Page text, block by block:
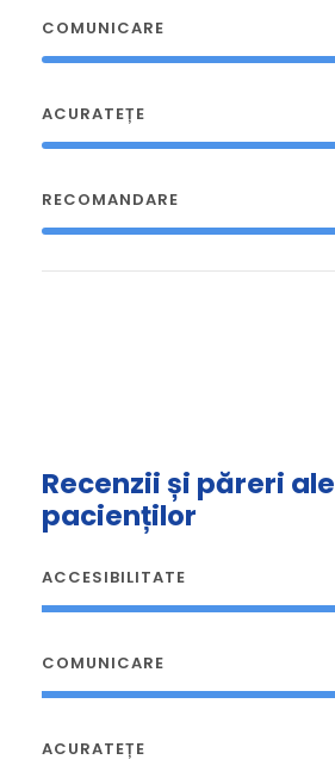
COMUNICARE
ACURATEȚE
RECOMANDARE
Recenzii și păreri ale
pacienților
ACCESIBILITATE
COMUNICARE
ACURATEȚE